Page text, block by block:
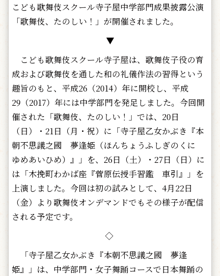
こども歌舞伎スクール寺子屋中学部門成果披露公演
「歌舞伎、たのしい！」が開催されました。
▼
こども歌舞伎スクール寺子屋は、歌舞伎子役の育
成および歌舞伎を通した和の礼儀作法の習得という
趣旨のもと、平成26（2014）年に開校し、平成
29（2017）年には中学部門を発足しました。今回開
催された「歌舞伎、たのしい！」では、20日
（日）・21日（月・祝）に「寺子屋乙女かぶき『本
朝不思議之國 夢逢姫（ほんちょうふしぎのくに
ゆめあいひめ）』」を、26日（土）・27日（日）に
は「木挽町わかば座『菅原伝授手習鑑 車引』」を
上演しました。今回は初の試みとして、4月22日
（金）より歌舞伎オンデマンドでもその様子が配信
される予定です。
◇
「寺子屋乙女かぶき『本朝不思議之國 夢逢
姫』」は、中学部門・女子舞踊コースで日本舞踊の